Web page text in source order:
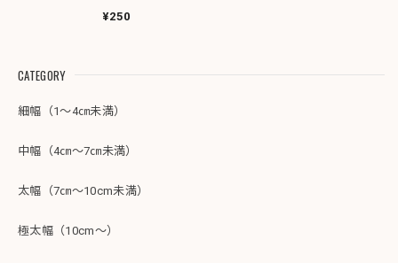
¥250
CATEGORY
細幅（1～4㎝未満）
中幅（4㎝～7㎝未満）
太幅（7㎝～10cm未満）
極太幅（10cm～）